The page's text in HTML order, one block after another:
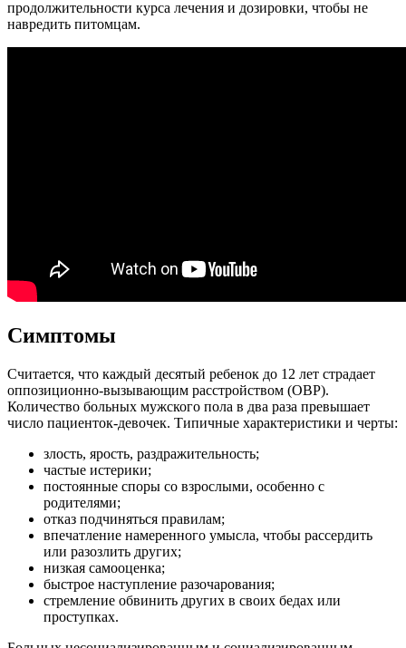
продолжительности курса лечения и дозировки, чтобы не
навредить питомцам.
Симптомы
Считается, что каждый десятый ребенок до 12 лет страдает
оппозиционно-вызывающим расстройством (ОВР).
Количество больных мужского пола в два раза превышает
число пациенток-девочек. Типичные характеристики и черты:
злость, ярость, раздражительность;
частые истерики;
постоянные споры со взрослыми, особенно с
родителями;
отказ подчиняться правилам;
впечатление намеренного умысла, чтобы рассердить
или разозлить других;
низкая самооценка;
быстрое наступление разочарования;
стремление обвинить других в своих бедах или
проступках.